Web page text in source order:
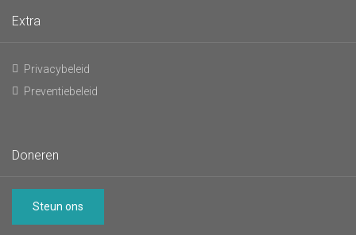
Extra
Privacybeleid
Preventiebeleid
Doneren
Steun ons